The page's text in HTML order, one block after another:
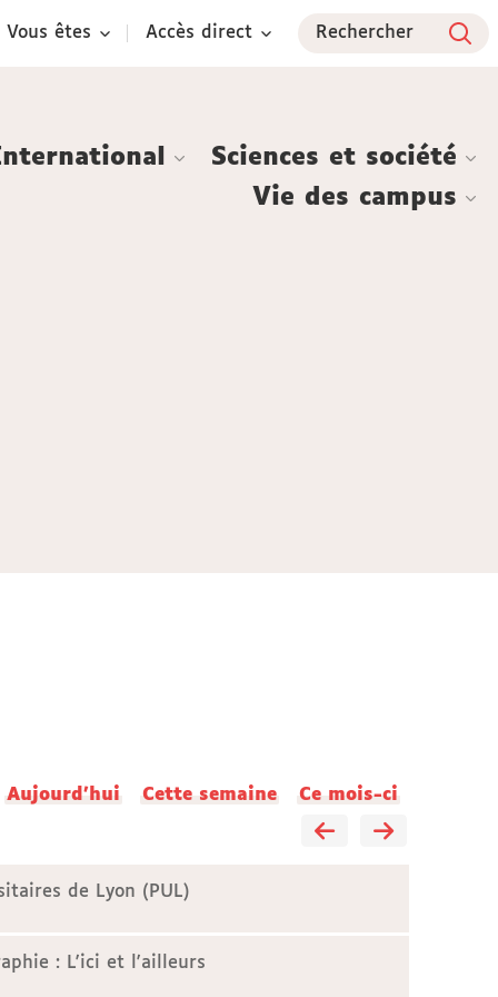
Vous êtes Accès direct Rechercher
Sciences et société
Vie des campus
Aujourd'hui Cette semaine Ce mois-ci
de Lyon (PUL)
: L'ici et l'ailleurs